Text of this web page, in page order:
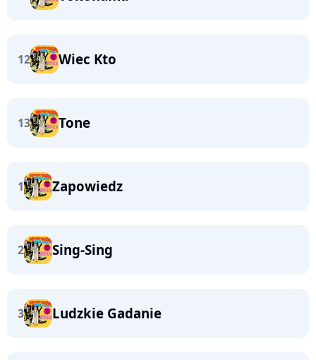
12 Wiec Kto
13 Tone
1 Zapowiedz
2 Sing-Sing
3 Ludzkie Gadanie